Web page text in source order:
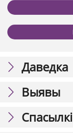
Даведка
Выявы
Спасылкі